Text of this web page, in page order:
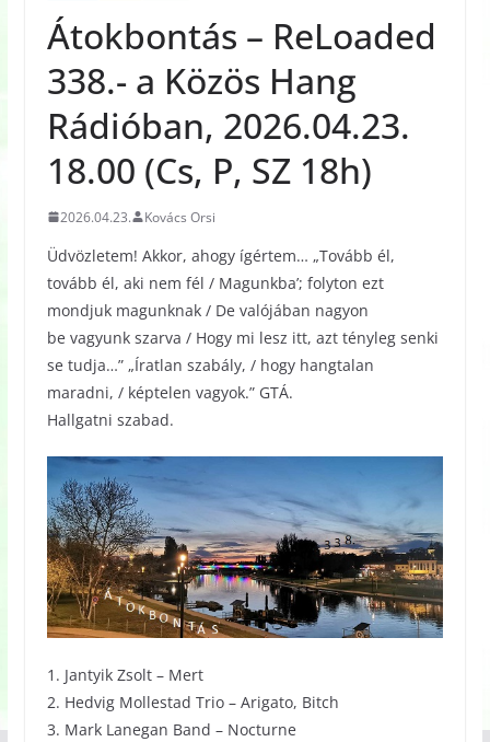
Átokbontás – ReLoaded
338.- a Közös Hang
Rádióban, 2026.04.23.
18.00 (Cs, P, SZ 18h)
2026.04.23. Kovács Orsi
Üdvözletem! Akkor, ahogy ígértem… „Tovább él,
tovább él, aki nem fél / Magunkba’; folyton ezt
mondjuk magunknak / De valójában nagyon
be vagyunk szarva / Hogy mi lesz itt, azt tényleg senki
se tudja…” „Íratlan szabály, / hogy hangtalan
maradni, / képtelen vagyok.” GTÁ.
Hallgatni szabad.
1. Jantyik Zsolt – Mert
2. Hedvig Mollestad Trio – Arigato, Bitch
3. Mark Lanegan Band – Nocturne